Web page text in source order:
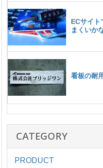
CATEGORY
PRODUCT